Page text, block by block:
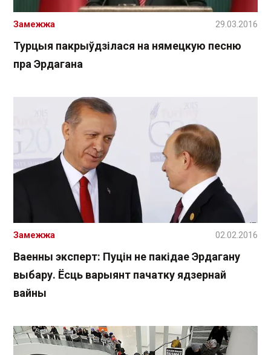
Турцыя пакрыўдзілася на нямецкую песню
пра Эрдагана
Замежжа 29.03.2016
Ваенны эксперт: Пуцін не пакідае Эрдагану
выбару. Ёсць варыянт пачатку ядзернай
вайны
Замежжа 02.02.2016